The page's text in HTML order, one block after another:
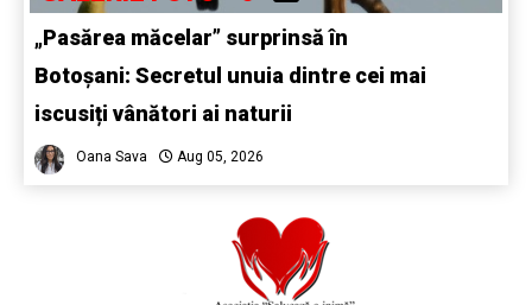
„Pasărea măcelar” surprinsă în
Botoșani: Secretul unuia dintre cei mai
iscusiți vânători ai naturii
Oana Sava Aug 05, 2026